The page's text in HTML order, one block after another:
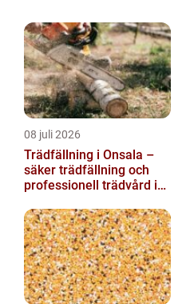
08 juli 2026
Trädfällning i Onsala –
säker trädfällning och
professionell trädvård i